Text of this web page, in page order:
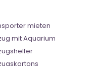
mieten
mit Aquarium